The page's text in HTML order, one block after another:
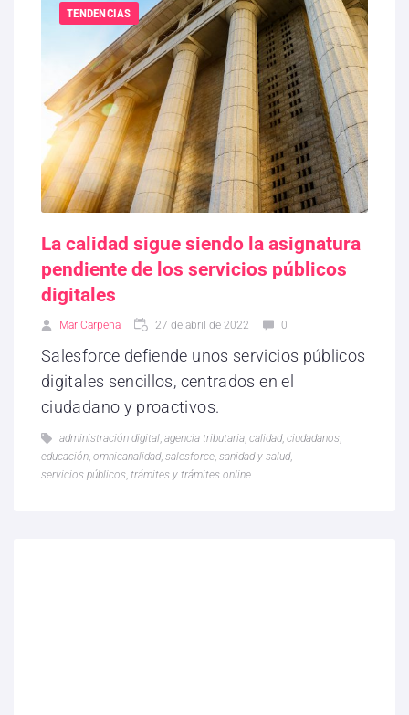
TENDENCIAS
La calidad sigue siendo la asignatura
pendiente de los servicios públicos
digitales
Mar Carpena 27 de abril de 2022 0
Salesforce defiende unos servicios públicos
digitales sencillos, centrados en el
ciudadano y proactivos.
administración digital, agencia tributaria, calidad, ciudadanos,
educación, omnicanalidad, salesforce, sanidad y salud,
servicios públicos, trámites y trámites online